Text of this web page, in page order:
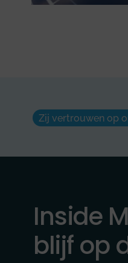
Zij vertrouwen op
Inside
blijf op